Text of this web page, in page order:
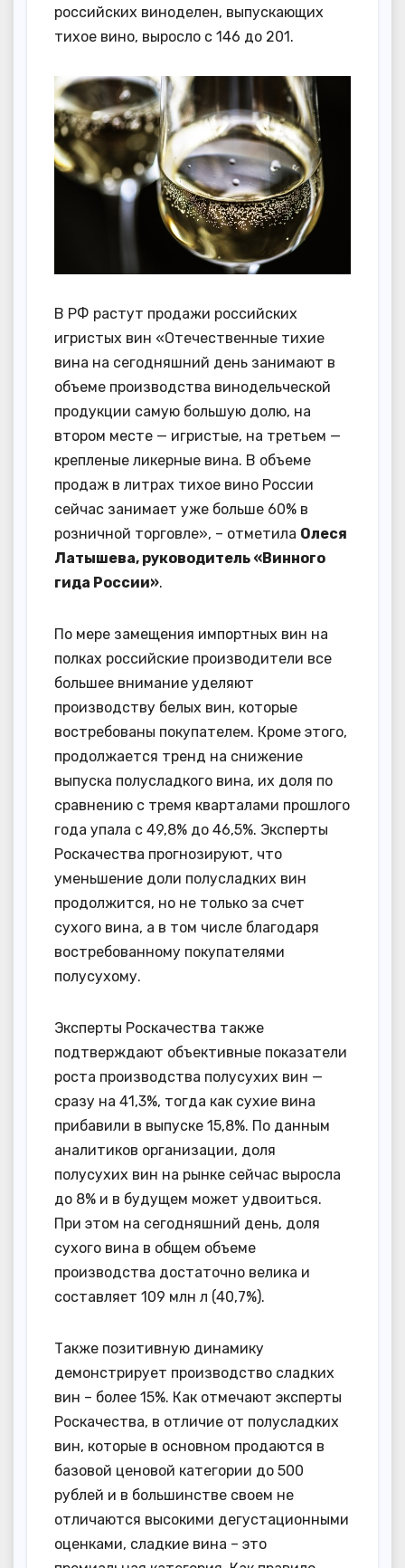
российских виноделен, выпускающих
тихое вино, выросло с 146 до 201.
В РФ растут продажи российских
игристых вин «Отечественные тихие
вина на сегодняшний день занимают в
объеме производства винодельческой
продукции самую большую долю, на
втором месте — игристые, на третьем —
крепленые ликерные вина. В объеме
продаж в литрах тихое вино России
сейчас занимает уже больше 60% в
розничной торговле», – отметила Олеся
Латышева, руководитель «Винного
гида России».
По мере замещения импортных вин на
полках российские производители все
большее внимание уделяют
производству белых вин, которые
востребованы покупателем. Кроме этого,
продолжается тренд на снижение
выпуска полусладкого вина, их доля по
сравнению с тремя кварталами прошлого
года упала с 49,8% до 46,5%. Эксперты
Роскачества прогнозируют, что
уменьшение доли полусладких вин
продолжится, но не только за счет
сухого вина, а в том числе благодаря
востребованному покупателями
полусухому.
Эксперты Роскачества также
подтверждают объективные показатели
роста производства полусухих вин —
сразу на 41,3%, тогда как сухие вина
прибавили в выпуске 15,8%. По данным
аналитиков организации, доля
полусухих вин на рынке сейчас выросла
до 8% и в будущем может удвоиться.
При этом на сегодняшний день, доля
сухого вина в общем объеме
производства достаточно велика и
составляет 109 млн л (40,7%).
Также позитивную динамику
демонстрирует производство сладких
вин – более 15%. Как отмечают эксперты
Роскачества, в отличие от полусладких
вин, которые в основном продаются в
базовой ценовой категории до 500
рублей и в большинстве своем не
отличаются высокими дегустационными
оценками, сладкие вина – это